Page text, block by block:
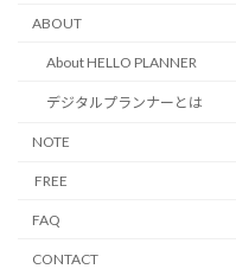
ABOUT
About HELLO PLANNER
デジタルプランナーとは
NOTE
FREE
FAQ
CONTACT